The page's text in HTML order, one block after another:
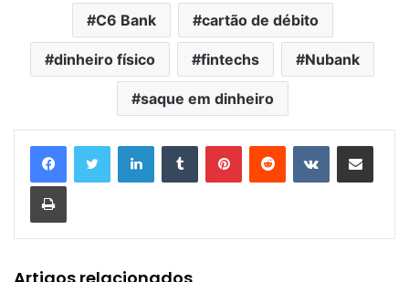
C6 Bank cartão de débito
dinheiro físico fintechs Nubank
saque em dinheiro